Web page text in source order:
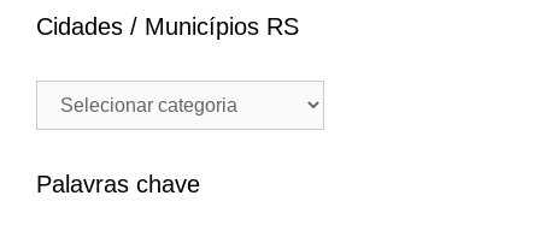
Cidades / Municípios RS
Cidades
Municípios
Palavras chave